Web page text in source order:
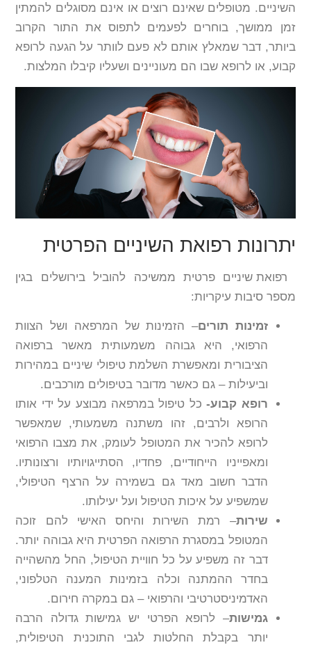
השיניים. מטופלים שאינם רוצים או אינם מסוגלים להמתין
זמן ממושך, בוחרים לפעמים לתפוס את התור הקרוב
ביותר, דבר שמאלץ אותם לא פעם לוותר על הגעה לרופא
קבוע, או לרופא שבו הם מעוניינים ושעליו קיבלו המלצות.
יתרונות רפואת השיניים הפרטית
רפואת שיניים פרטית ממשיכה להוביל בירושלים בגין
מספר סיבות עיקריות:
זמינות תורים– הזמינות של המרפאה ושל הצוות
הרפואי, היא גבוהה משמעותית מאשר ברפואה
הציבורית ומאפשרת השלמת טיפולי שיניים במהירות
וביעילות – גם כאשר מדובר בטיפולים מורכבים.
רופא קבוע-כל טיפול במרפאה מבוצע על ידי אותו
הרופא ולרבים, זהו משתנה משמעותי, שמאפשר
לרופא להכיר את המטופל לעומק, את מצבו הרפואי
ומאפייניו הייחודיים, פחדיו, הסתייגויותיו ורצונותיו.
הדבר חשוב מאד גם בשמירה על הרצף הטיפולי,
שמשפיע על איכות הטיפול ועל יעילותו.
שירות– רמת השירות והיחס האישי להם זוכה
המטופל במסגרת הרפואה הפרטית היא גבוהה יותר.
דבר זה משפיע על כל חוויית הטיפול, החל מהשהייה
בחדר ההמתנה וכלה בזמינות המענה הטלפוני,
האדמיניסטרטיבי והרפואי – גם במקרה חירום.
גמישות– לרופא הפרטי יש גמישות גדולה הרבה
יותר בקבלת החלטות לגבי התוכנית הטיפולית,